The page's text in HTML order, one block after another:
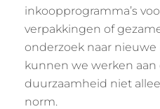
inkoopprogramma’s
verpakkingen of
onderzoek naar nieuwe
kunnen we werken aan
duurzaamheid niet
norm.